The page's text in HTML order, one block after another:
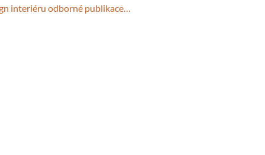
interiéru odborné publikace…